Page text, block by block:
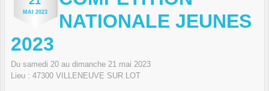
MAI 2023
NATIONALE JEUNES
2023
Du samedi 20 au dimanche 21 mai 2023
Lieu : 47300 VILLENEUVE SUR LOT